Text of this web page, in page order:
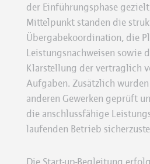
der Einführungsphase
Mittelpunkt standen die
Übergabekoordination, die
Leistungsnachweisen sowie
Klarstellung der vertraglich
Aufgaben. Zusätzlich
anderen Gewerken geprüft
die anschlussfähige
laufenden Betrieb